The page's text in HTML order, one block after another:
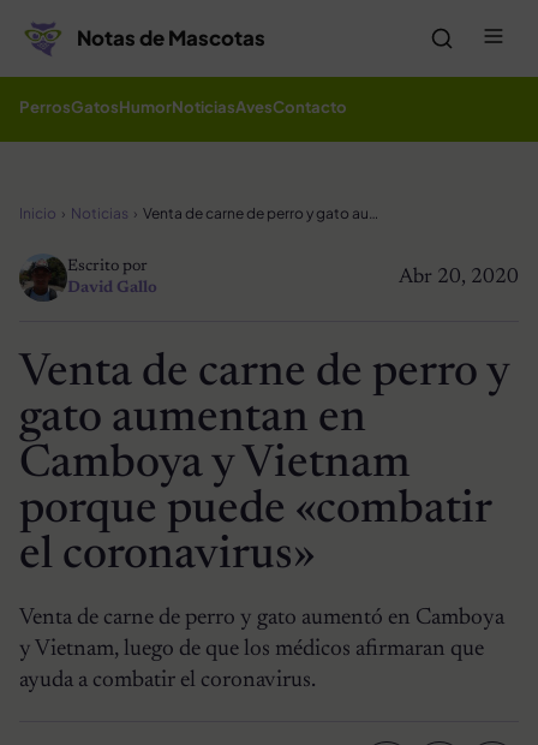
Notas de Mascotas
PerrosGatosHumorNoticiasAvesContacto
Inicio Noticias Venta de carne de perro y gato aumentan en Camboya y Vietnam porque puede «combatir el coronavirus»
Abr 20, 2020
Escrito por
David Gallo
Venta de carne de perro y
gato aumentan en
Camboya y Vietnam
porque puede «combatir
el coronavirus»
Venta de carne de perro y gato aumentó en Camboya
y Vietnam, luego de que los médicos afirmaran que
ayuda a combatir el coronavirus.